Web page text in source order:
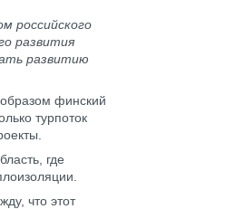
российского
развития
развитию
финский
турпоток
где
что этот